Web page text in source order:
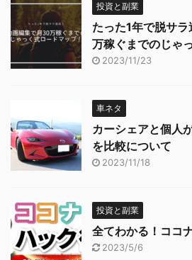
投資と副業
たった1年で脱サ
万稼ぐまでのじゃ
2023/11/23
車ネタ
カーシェアと個人
を比較について
2023/11/18
投資と副業
全てわかる！ココ
2023/5/6